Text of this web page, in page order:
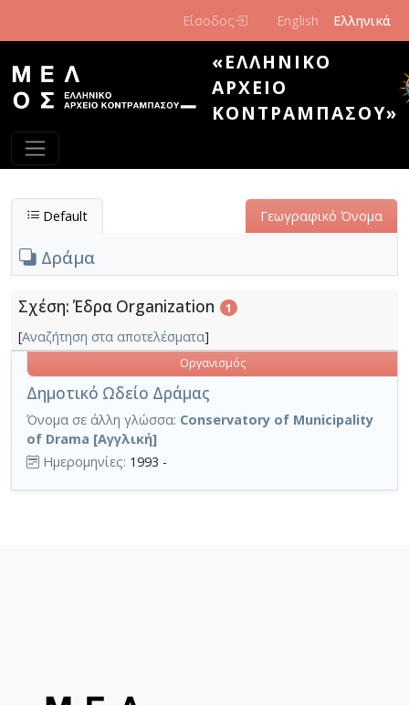
Είσοδος English Ελληνικά
«ΕΛΛΗΝΙΚΌ
ΑΡΧΕΊΟ
ΚΟΝΤΡΑΜΠΆΣΟΥ»
Default Γεωγραφικό Όνομα
Δράμα
Σχέση: Έδρα Organization 1
[Αναζήτηση στα αποτελέσματα]
Δημοτικό Ωδείο Δράμας
Οργανισμός
Όνομα σε άλλη γλώσσα: Conservatory of Municipality
of Drama [Αγγλική]
Ημερομηνίες: 1993 -